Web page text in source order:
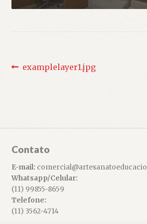
Navegação
Post
examplelayer1.jpg
Contato
E-mail:
Whatsapp/Celular:
(11) 99855-8659
Telefone:
(11) 3562-4714